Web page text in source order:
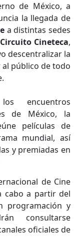
de México, a
la llegada de
a distintas sedes
Circuito Cineteca,
descentralizar la
público de todo
encuentros
de México, la
películas de
mundial, así
y premiadas en
de Cine
cabo a partir del
programación y
consultarse
oficiales de